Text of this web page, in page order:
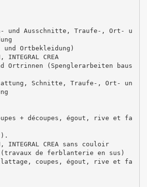
und Ausschnitte, Traufe-, Ort- u
Ortbekleidung)
INTEGRAL CREA
(Spenglerarbeiten baus
Schnitte, Traufe-, Ort- un
+ découpes, égout, rive et fa
INTEGRAL CREA sans couloir
de ferblanterie en sus)
lattage, coupes, égout, rive et fa